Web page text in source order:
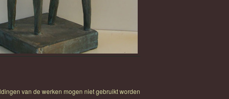
van de werken mogen niet gebruikt worden